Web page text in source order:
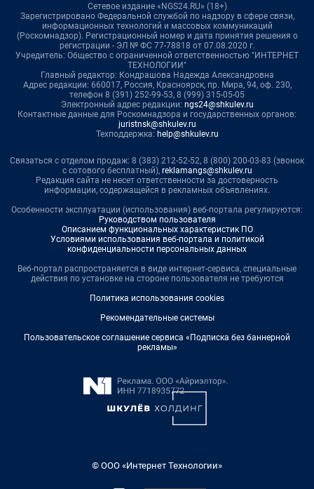
Сетевое издание «NGS24.RU» (18+)
Зарегистрировано Федеральной службой по надзору в сфере связи,
информационных технологий и массовых коммуникаций
(Роскомнадзор). Регистрационный номер и дата принятия решения о
регистрации - ЭЛ № ФС 77-78818 от 07.08.2020 г.
Учредитель: Общество с ограниченной ответственностью "ИНТЕРНЕТ
ТЕХНОЛОГИИ"
Главный редактор: Кондрашова Надежда Александровна
Адрес редакции: 660017, Россия, Красноярск, пр. Мира, 94, оф. 230,
телефон 8 (391) 252-99-53, 8 (999) 315-05-05
Электронный адрес редакции: ngs24@shkulev.ru
Контактные данные для Роскомнадзора и государственных органов:
juristnsk@shkulev.ru
Техподдержка: help@shkulev.ru
Связаться с отделом продаж: 8 (383) 212-52-52, 8 (800) 200-03-83 (звонок
с сотового бесплатный), reklamangs@shkulev.ru
Редакция сайта не несет ответственности за достоверность
информации, содержащейся в рекламных объявлениях.
Особенности эксплуатации (использования) веб-портала регулируются:
Руководством пользователя
Описанием функциональных характеристик ПО
Условиями использования веб-портала и политикой
конфиденциальности персональных данных
Веб-портал распространяется в виде интернет-сервиса, специальные
действия по установке на стороне пользователя не требуются
Политика использования cookies
Рекомендательные системы
Пользовательское соглашение сервиса «Подписка без баннерной
рекламы»
© ООО «Интернет Технологии»